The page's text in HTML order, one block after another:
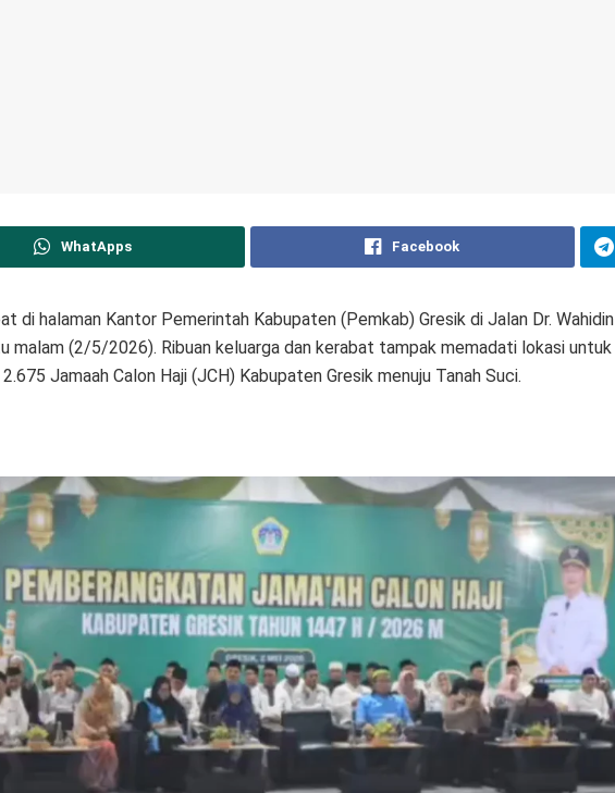
WhatApps Facebook
di halaman Kantor Pemerintah Kabupaten (Pemkab) Gresik di Jalan Dr. Wahidin
malam (2/5/2026). Ribuan keluarga dan kerabat tampak memadati lokasi untuk
Jamaah Calon Haji (JCH) Kabupaten Gresik menuju Tanah Suci.